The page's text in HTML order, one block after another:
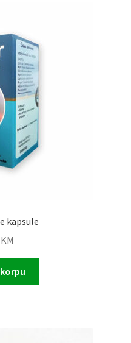
kapsule
KM